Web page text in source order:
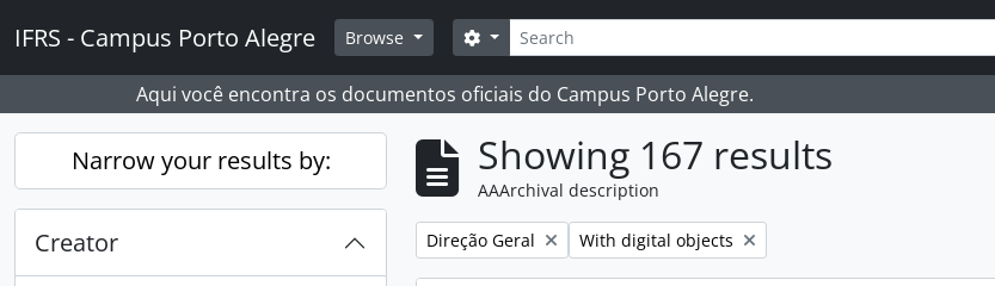
IFRS - Campus Porto Alegre Browse Search
Search options
Aqui você encontra os documentos oficiais do Campus Porto Alegre.
Narrow your results by:
Creator
Showing 167 results
AAArchival description
Remove filter:
Direção Geral Remove filter:
With digital objects